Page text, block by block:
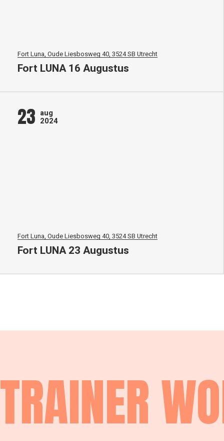
Fort Luna, Oude Liesbosweg 40, 3524 SB Utrecht
Fort LUNA 16 Augustus
23 aug
2024
Fort Luna, Oude Liesbosweg 40, 3524 SB Utrecht
Fort LUNA 23 Augustus
TRAINER